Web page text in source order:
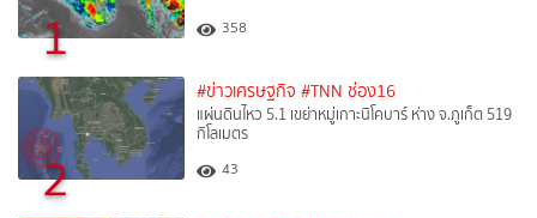
1 358
2
#ข่าวเศรษฐกิจ #TNN ช่อง16
แผ่นดินไหว 5.1 เขย่าหมู่เกาะนิโคบาร์ ห่าง จ.ภูเก็ต 519
กิโลเมตร
43